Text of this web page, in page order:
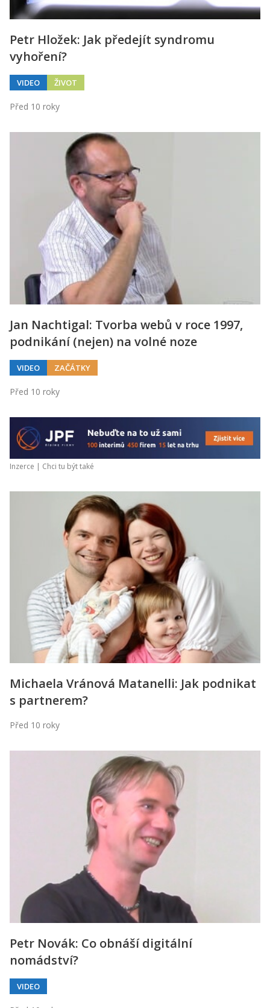
Petr Hložek: Jak předejít syndromu
vyhoření?
VIDEO ŽIVOT
Před 10 roky
Jan Nachtigal: Tvorba webů v roce 1997,
podnikání (nejen) na volné noze
VIDEO ZAČÁTKY
Před 10 roky
Inzerce | Chci tu být také
Michaela Vránová Matanelli: Jak podnikat
s partnerem?
Před 10 roky
Petr Novák: Co obnáší digitální
nomádství?
VIDEO